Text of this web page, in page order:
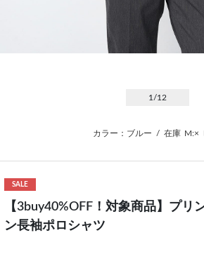
1 /12
カラー：ブルー / 在庫 M:×
SALE
【3buy40%OFF！対象商品】プリ
ン長袖ポロシャツ